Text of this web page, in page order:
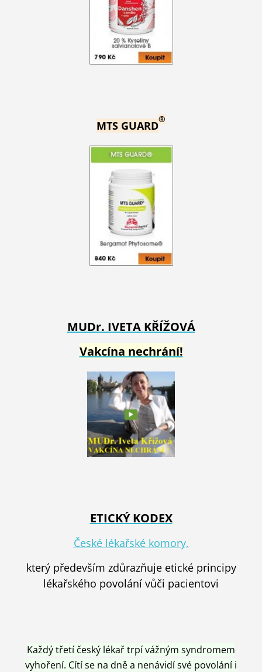
MTS GUARD®
MUDr. IVETA KŘÍŽOVÁ
Vakcína nechrání!
ETICKÝ KODEX
České lékařské komory,
který především zdůrazňuje etické principy
lékařského povolání vůči pacientovi
Každý třetí český lékař trpí vážným syndromem
vyhoření. Cítí se na dně a nenávidí své povolání i